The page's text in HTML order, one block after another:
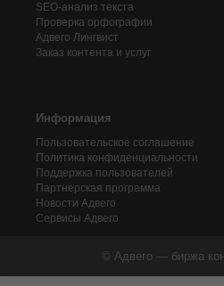
SEO-анализ текста
Проверка орфографии
Адвего Лингвист
Заказ контента и услуг
Информация
Пользовательское соглашение
Политика конфиденциальности
Поддержка пользователей
Партнерская программа
Новости Адвего
Сервисы Адвего
© Адвего — биржа